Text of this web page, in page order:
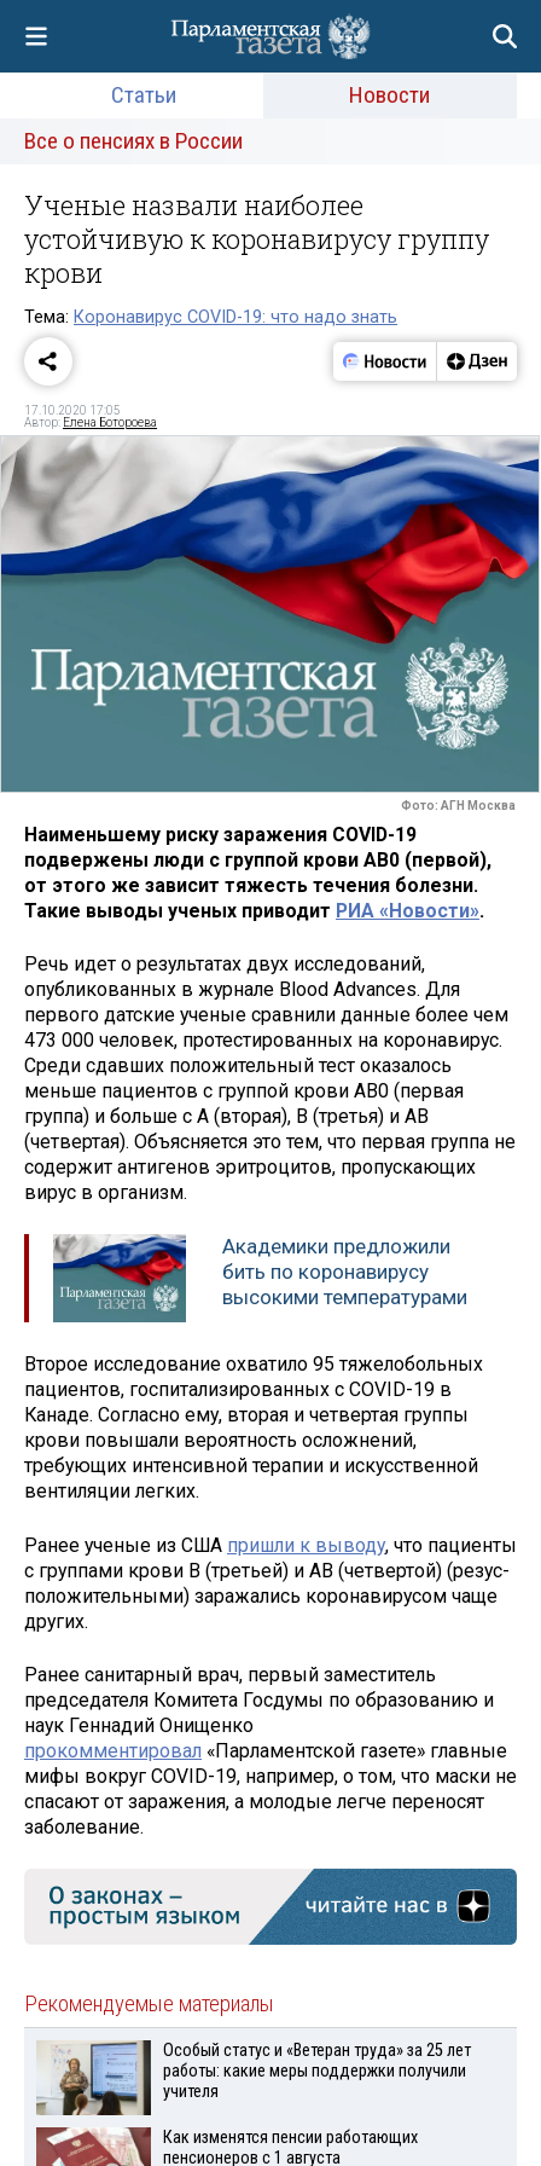
Статьи
Новости
Все о пенсиях в России
Ученые назвали наиболее
устойчивую к коронавирусу группу
крови
Тема: Коронавирус COVID-19: что надо знать
17.10.2020 17:05
Автор: Елена Ботороева
Фото: АГН Москва
Наименьшему риску заражения COVID-19
подвержены люди с группой крови AB0 (первой),
от этого же зависит тяжесть течения болезни.
Такие выводы ученых приводит РИА «Новости».
Речь идет о результатах двух исследований,
опубликованных в журнале Blood Advances. Для
первого датские ученые сравнили данные более чем
473 000 человек, протестированных на коронавирус.
Среди сдавших положительный тест оказалось
меньше пациентов с группой крови AB0 (первая
группа) и больше с A (вторая), B (третья) и AB
(четвертая). Объясняется это тем, что первая группа не
содержит антигенов эритроцитов, пропускающих
вирус в организм.
Академики предложили
бить по коронавирусу
высокими температурами
Второе исследование охватило 95 тяжелобольных
пациентов, госпитализированных с COVID-19 в
Канаде. Согласно ему, вторая и четвертая группы
крови повышали вероятность осложнений,
требующих интенсивной терапии и искусственной
вентиляции легких.
Ранее ученые из США пришли к выводу, что пациенты
с группами крови В (третьей) и АВ (четвертой) (резус-
положительными) заражались коронавирусом чаще
других.
Ранее санитарный врач, первый заместитель
председателя Комитета Госдумы по образованию и
наук Геннадий Онищенко
прокомментировал «Парламентской газете» главные
мифы вокруг COVID-19, например, о том, что маски не
спасают от заражения, а молодые легче переносят
заболевание.
Рекомендуемые материалы
Особый статус и «Ветеран труда» за 25 лет
работы: какие меры поддержки получили
учителя
Как изменятся пенсии работающих
пенсионеров с 1 августа